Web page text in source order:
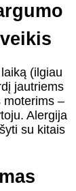
(ilgiau
jautriems
moterims –
Alergija
su kitais